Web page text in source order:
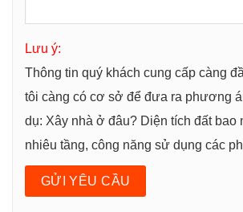
Lưu ý:
Thông tin quý khách cung cấp càng
tôi càng có cơ sở để đưa ra phương
dụ: Xây nhà ở đâu? Diện tích đất bao
nhiêu tầng, công năng sử dụng các